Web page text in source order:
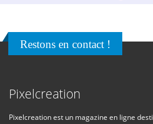
Restons en contact !
Pixelcreation
Pixelcreation est un magazine en ligne